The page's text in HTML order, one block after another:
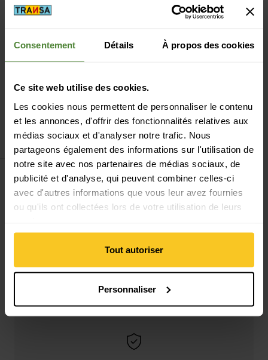
Consentement Détails À propos des cookies
Ce site web utilise des cookies.
Les cookies nous permettent de personnaliser le contenu
et les annonces, d'offrir des fonctionnalités relatives aux
médias sociaux et d'analyser notre trafic. Nous
partageons également des informations sur l'utilisation de
notre site avec nos partenaires de médias sociaux, de
publicité et d'analyse, qui peuvent combiner celles-ci
avec d'autres informations que vous leur avez fournies
ou qu'ils ont collectées lors de votre utilisation de leurs
Tout autoriser
Personnaliser
Norronafemund tech
Long sleeve M's
CHF79,90
Filtre
Livraison gratuite à partir de CHF 99